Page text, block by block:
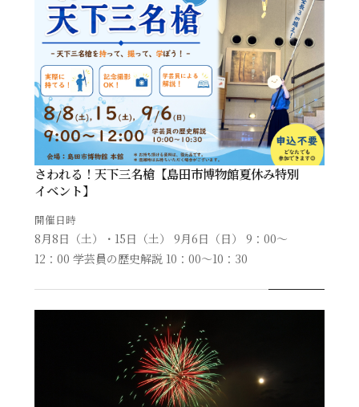
さわれる！天下三名槍【島田市博物館夏休み特別
イベント】
開催日時
8月8日（土）・15日（土） 9月6日（日） 9：00〜
12：00 学芸員の歴史解説 10：00〜10：30